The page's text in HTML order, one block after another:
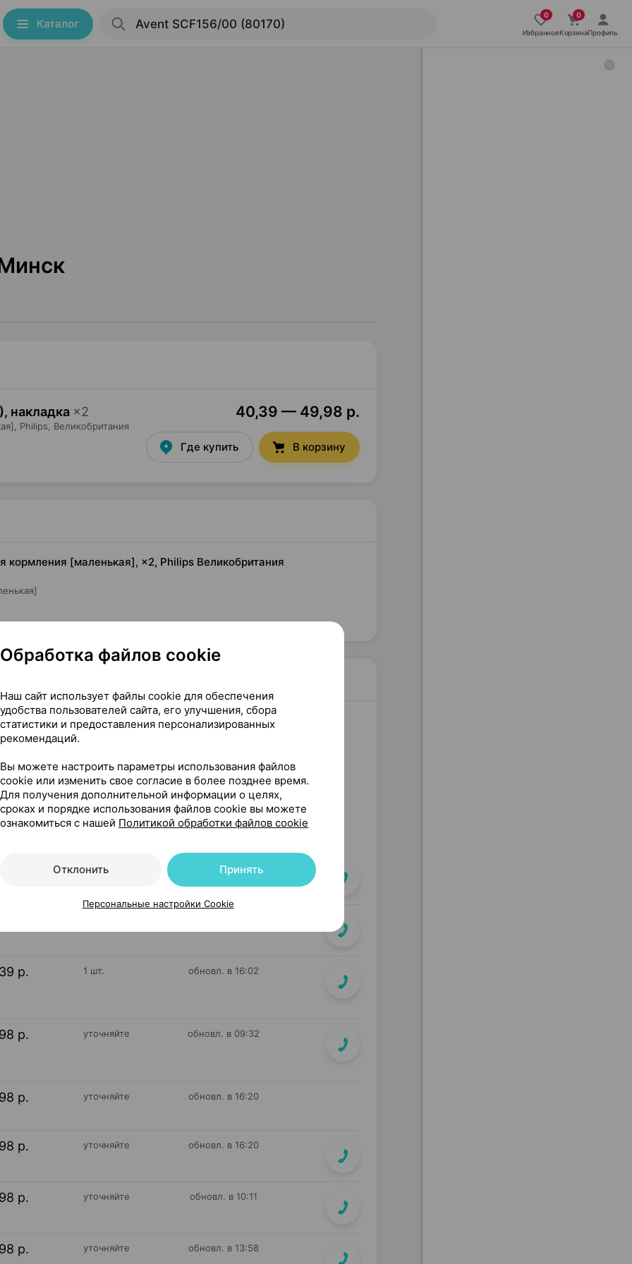
Каталог
ИзбранноеКорзинаПрофиль
накладка ×2
Philips , Великобритания
40,39 — 49,98 р.
Где купить В корзину
кормления [маленькая], ×2, Philips Великобритания
[маленькая], ×2, Philips Великобритания
На карте
9
1 шт. обновл. в 16:02
р. 1 шт. обновл. в 16:02
р. уточняйте обновл. в 09:32
р. уточняйте обновл. в 16:20
р. уточняйте обновл. в 16:20
р. уточняйте обновл. в 10:11
р. уточняйте обновл. в 13:58
Обработка файлов cookie
Наш сайт использует файлы cookie для обеспечения
удобства пользователей сайта, его улучшения, сбора
статистики и предоставления персонализированных
рекомендаций.
Вы можете настроить параметры использования файлов
cookie или изменить свое согласие в более позднее время.
Для получения дополнительной информации о целях,
сроках и порядке использования файлов cookie вы можете
ознакомиться с нашей Политикой обработки файлов cookie
Отклонить Принять
Персональные настройки Cookie